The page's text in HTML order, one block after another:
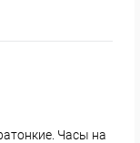
Часы на